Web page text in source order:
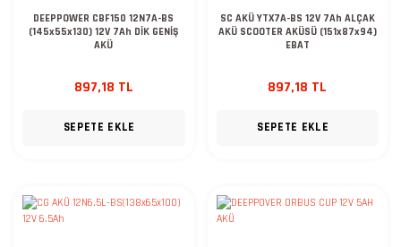
DEEPPOWER CBF150 12N7A-BS
(145x55x130) 12V 7Ah DİK GENİŞ
AKÜ
897,18 TL
SEPETE EKLE
SC AKÜ YTX7A-BS 12V 7Ah ALÇAK
AKÜ SCOOTER AKÜSÜ (151x87x94)
EBAT
897,18 TL
SEPETE EKLE